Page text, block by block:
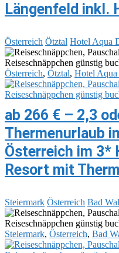
Längenfeld inkl.
Österreich Ötztal Hotel Aqua
Österreich, Ötztal, Hotel
ab 266 € – 2,3
Thermenurlaub
Österreich im 3*
Resort mit
Steiermark Österreich Bad
Steiermark, Österreich, Bad